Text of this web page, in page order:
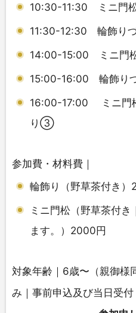
10:30-11:30 ミニ門
11:30-12:30 輪飾り
14:00-15:00 ミニ門
15:00-16:00 輪飾り
16:00-17:00 ミニ門
り③
参加費・材料費｜
輪飾り（野草茶付き）
ミニ門松（野草茶付き
ます。）2000円
対象年齢｜6歳〜（親御様
み｜事前申込及び当日受付